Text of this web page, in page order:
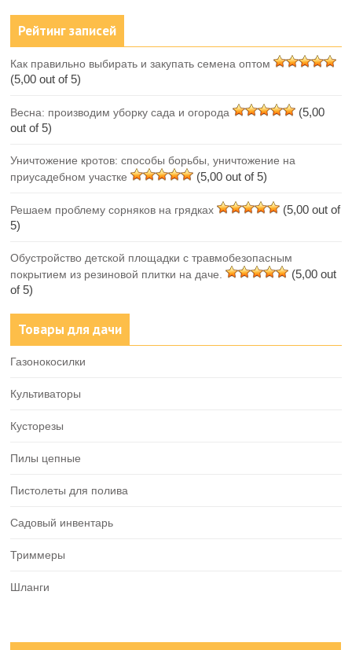
Рейтинг записей
Как правильно выбирать и закупать семена оптом
(5,00 out of 5)
Весна: производим уборку сада и огорода
(5,00
out of 5)
Уничтожение кротов: способы борьбы, уничтожение на
приусадебном участке
(5,00 out of 5)
Решаем проблему сорняков на грядках
(5,00 out of
5)
Обустройство детской площадки с травмобезопасным
покрытием из резиновой плитки на даче.
(5,00 out
of 5)
Товары для дачи
Газонокосилки
Культиваторы
Кусторезы
Пилы цепные
Пистолеты для полива
Садовый инвентарь
Триммеры
Шланги